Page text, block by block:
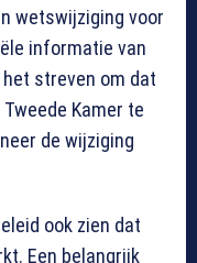
wetswijziging voor
informatie van
streven om dat
Kamer te
de wijziging
ook zien dat
Een belangrijk